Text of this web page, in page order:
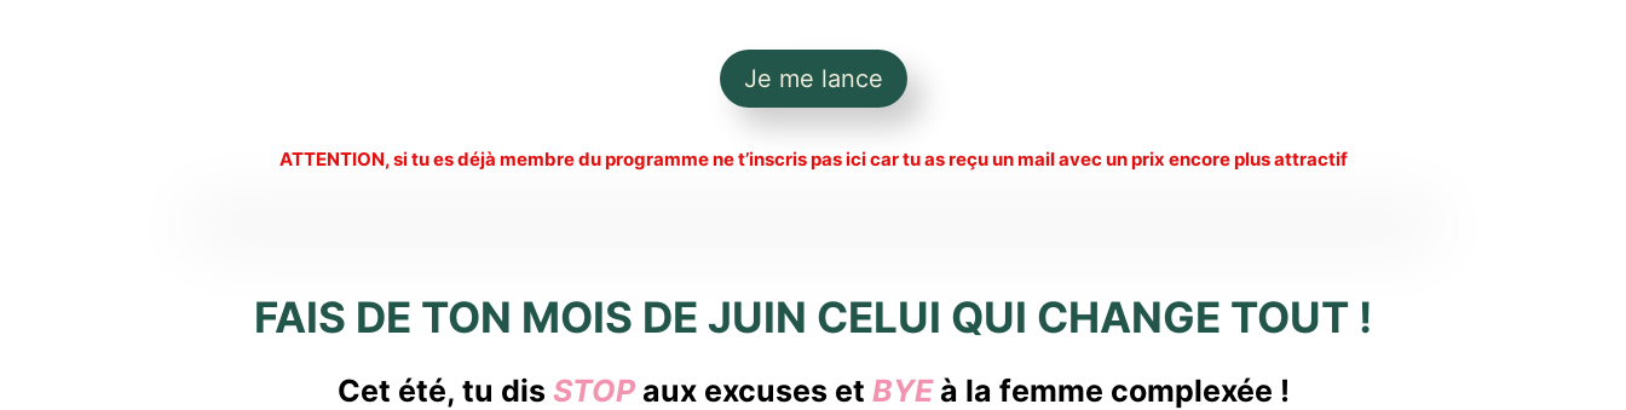
Je me lance
ATTENTION, si tu es déjà membre du programme ne t’inscris pas ici car tu as reçu un mail avec un prix encore plus attractif
FAIS DE TON MOIS DE JUIN CELUI QUI CHANGE TOUT !
Cet été, tu dis STOP aux excuses et BYE à la femme complexée !